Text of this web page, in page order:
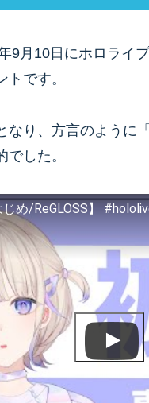
9月10日にホロライ
トです。
なり、方言のように
した。
め/ReGLOSS】